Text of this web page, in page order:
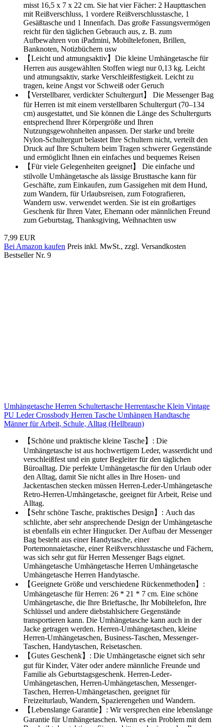
misst 16,5 x 7 x 22 cm. Sie hat vier Fächer: 2 Haupttaschen
mit Reißverschluss, 1 vordere Reißverschlusstasche, 1
Gesäßtasche und 1 Innenfach. Das große Fassungsvermögen
reicht für den täglichen Gebrauch aus, z. B. zum
Aufbewahren von iPadmini, Mobiltelefonen, Brillen,
Banknoten, Notizbüchern usw
【Leicht und atmungsaktiv】Die kleine Umhängetasche für
Herren aus ausgewählten Stoffen wiegt nur 0,13 kg. Leicht
und atmungsaktiv, starke Verschleißfestigkeit. Leicht zu
tragen, keine Angst vor Schweiß oder Geruch
【Verstellbarer, verdickter Schultergurt】 Die Messenger Bag
für Herren ist mit einem verstellbaren Schultergurt (70–134
cm) ausgestattet, und Sie können die Länge des Schultergurts
entsprechend Ihrer Körpergröße und Ihren
Nutzungsgewohnheiten anpassen. Der starke und breite
Nylon-Schultergurt belastet Ihre Schultern nicht, verteilt den
Druck auf Ihre Schultern beim Tragen schwerer Gegenstände
und ermöglicht Ihnen ein einfaches und bequemes Reisen
【Für viele Gelegenheiten geeignet】 Die einfache und
stilvolle Umhängetasche als lässige Brusttasche kann für
Geschäfte, zum Einkaufen, zum Gassigehen mit dem Hund,
zum Wandern, für Urlaubsreisen, zum Fotografieren,
Wandern usw. verwendet werden. Sie ist ein großartiges
Geschenk für Ihren Vater, Ehemann oder männlichen Freund
zum Geburtstag, Thanksgiving, Weihnachten usw
7,99 EUR
Bei Amazon kaufen Preis inkl. MwSt., zzgl. Versandkosten
Bestseller Nr. 9
Umhängetasche Herren Schultertasche Herrentasche Klein Vintage
PU Leder Crossbody Herren Tasche Umhängen Handtasche
Männer für Arbeit, Schule, Alltag (Hellbraun)
【Schöne und praktische kleine Tasche】: Die
Umhängetasche ist aus hochwertigem Leder, wasserdicht und
verschleißfest und ein guter Begleiter für den täglichen
Büroalltag. Die perfekte Umhängetasche für den Urlaub oder
den Alltag, damit Sie nicht alles in Ihre Hosen- und
Jackentaschen stecken müssen Herren-Leder-Umhängetasche
Retro-Herren-Umhängetasche, geeignet für Arbeit, Reise und
Alltag.
【Sehr schöne Tasche, praktisches Design】: Auch das
schlichte, aber sehr ansprechende Design der Umhängetasche
ist ebenfalls ein echter Hingucker. Der Aufbau der Messenger
Bag besteht aus einer Handytasche, einer
Portemonnaietasche, einer Reißverschlusstasche und Fächern,
was sich sehr gut für Herren Messenger Bags eignet.
Umhängetasche Umhängetasche Herren Umhängetasche
Umhängetasche Herren Handytasche.
【Geeignete Größe und verschiedene Rückenmethoden】:
Umhängetasche für Herren: 26 * 21 * 7 cm. Eine schöne
Umhängetasche, die Ihre Brieftasche, Ihr Mobiltelefon, Ihre
Schlüssel und andere diebstahlsichere Gegenstände
transportieren kann. Die Umhängetasche kann auch in der
Jacke getragen werden. Herren-Umhängetaschen, kleine
Herren-Umhängetaschen, Business-Taschen, Messenger-
Taschen, Handytaschen, Reisetaschen.
【Gutes Geschenk】: Die Umhängetasche eignet sich sehr
gut für Kinder, Väter oder andere männliche Freunde und
Familie als Geburtstagsgeschenk. Herren-Leder-
Umhängetaschen, Herren-Umhängetaschen, Messenger-
Taschen, Herren-Umhängetaschen, geeignet für
Freizeiturlaub, Wandern, Spazierengehen und Wandern.
【Lebenslange Garantie】: Wir versprechen eine lebenslange
Garantie für Umhängetaschen. Wenn es ein Problem mit dem